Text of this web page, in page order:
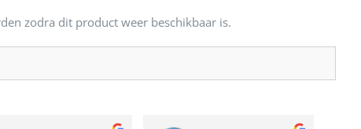
zodra dit product weer beschikbaar is.